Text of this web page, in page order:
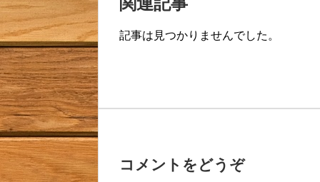
記事は見つかりませんでした。
コメントをどうぞ